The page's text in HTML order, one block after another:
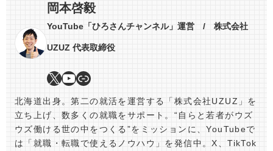
岡本啓毅
YouTube「ひろさんチャンネル」運営 / 株式会社
UZUZ 代表取締役
北海道出身。第二の就活を運営する「株式会社UZUZ」を
立ち上げ、数多くの就職をサポート。“自らと若者がウズ
ウズ働ける世の中をつくる”をミッションに、YouTubeで
は「就職・転職で使えるノウハウ」を発信中。X、TikTok